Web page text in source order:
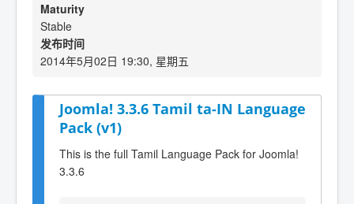
Maturity
Stable
发布时间
2014年5月02日 19:30, 星期五
Joomla! 3.3.6 Tamil ta-IN Language
Pack (v1)
This is the full Tamil Language Pack for Joomla!
3.3.6